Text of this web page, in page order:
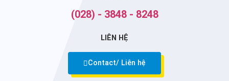
(028) - 3848 - 8248
LIÊN HỆ
Contact/ Liên hệ